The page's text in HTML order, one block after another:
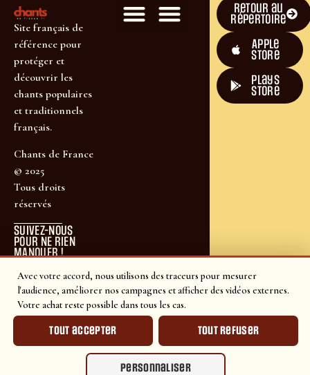
Avec votre accord, nous utilisons des traceurs pour mesurer
l'audience, améliorer nos campagnes et afficher des vidéos externes.
Votre achat reste possible dans tous les cas.
Tout accepter Tout refuser
Personnaliser
Site français de
référence pour
protéger et
découvrir les
chants populaires
et traditionnels
français.
Chants de France
© 2025
Tous droits
réservés
SUIVEZ-NOUS
POUR NE RIEN
MANQUER !
Retour au
répertoire
Apple
Store
plays
store